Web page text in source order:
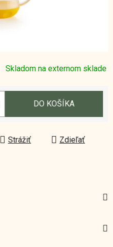
Skladom na externom sklade
DO KOŠÍKA
Strážiť Zdieľať